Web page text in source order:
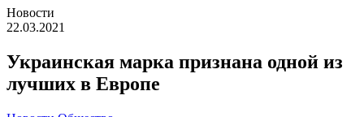
Новости
22.03.2021
Украинская марка признана одной из
лучших в Европе